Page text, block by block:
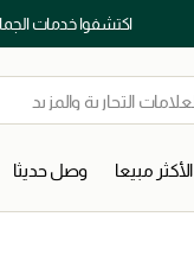
اكتشفوا خدمات
الأكثر مبيعا وصل حديثا